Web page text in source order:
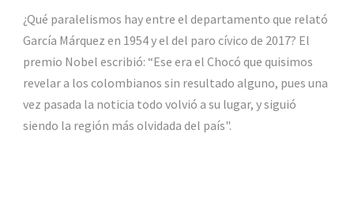
¿Qué paralelismos hay entre el departamento que relató
García Márquez en 1954 y el del paro cívico de 2017? El
premio Nobel escribió: “Ese era el Chocó que quisimos
revelar a los colombianos sin resultado alguno, pues una
vez pasada la noticia todo volvió a su lugar, y siguió
siendo la región más olvidada del país".